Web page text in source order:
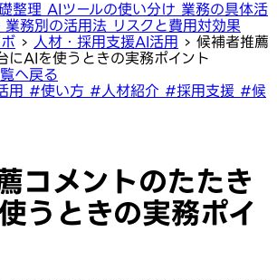
整理 AIツールの使い分け 業務の具体活
業務別の活用法 リスクと費用対効果
› 人材・採用支援AI活用 › 候補者推薦
にAIを使うときの実務ポイント
へ戻る
用 #使い方 #人材紹介 #採用支援 #候
コメントのたたき
うときの実務ポイ